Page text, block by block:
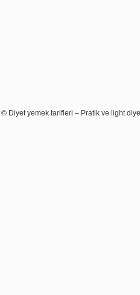
© Diyet yemek tarifleri – Pratik ve light